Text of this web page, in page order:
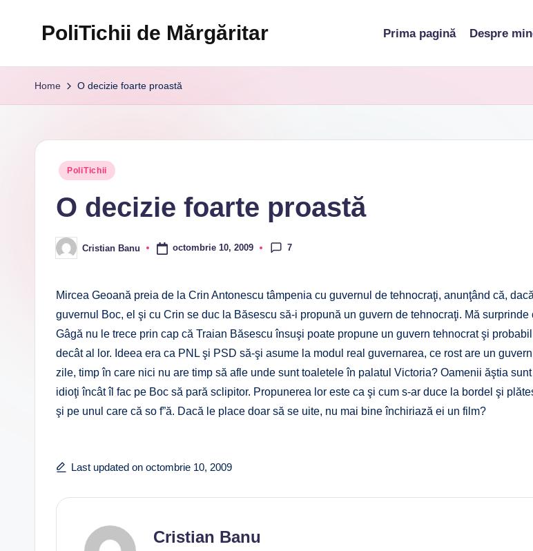
PoliTichii de Mărgăritar Prima pagină Despre
Home O decizie foarte proastă
Posted
PoliTichii
O decizie foarte proastă
Posted
by
Cristian Banu octombrie 10, 2009 7
Mircea Geoană preia de la Crin Antonescu tâmpenia cu guvernul de tehnocraţi, anunţând că,
guvernul Boc, el şi cu Crin se duc la Băsescu să-i propună un guvern de tehnocraţi. Mă surprinde
Gâgă nu le trece prin cap că Traian Băsescu însuşi poate propune un guvern tehnocrat şi
decât al lor. Ideea era ca PNL şi PSD să-şi asume la modul real guvernarea, ce rost are un
zile, timp în care nici nu are timp să afle unde sunt toaletele în palatul Victoria? Oamenii ăştia
idioţi încât îl fac pe Boc să pară sclipitor. Propunerea lor este ca şi cum s-ar duce la bordel şi
şi pe unul care că so f”ă. Dacă le place doar să se uite, nu mai bine închiriază ei un film?
Last updated on octombrie 10, 2009
Cristian Banu